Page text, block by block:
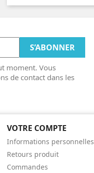
moment. Vous
de contact dans les
VOTRE COMPTE
Informations personnelles
Retours produit
Commandes